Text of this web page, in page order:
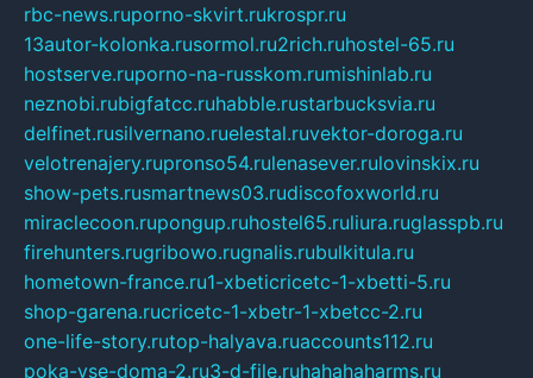
rbc-news.ruporno-skvirt.rukrospr.ru
13autor-kolonka.rusormol.ru2rich.ruhostel-65.ru
hostserve.ruporno-na-russkom.rumishinlab.ru
neznobi.rubigfatcc.ruhabble.rustarbucksvia.ru
delfinet.rusilvernano.ruelestal.ruvektor-doroga.ru
velotrenajery.rupronso54.rulenasever.rulovinskix.ru
show-pets.rusmartnews03.rudiscofoxworld.ru
miraclecoon.rupongup.ruhostel65.ruliura.ruglasspb.ru
firehunters.rugribowo.rugnalis.rubulkitula.ru
hometown-france.ru1-xbeticricetc-1-xbetti-5.ru
shop-garena.rucricetc-1-xbetr-1-xbetcc-2.ru
one-life-story.rutop-halyava.ruaccounts112.ru
poka-vse-doma-2.ru3-d-file.ruhahahaharms.ru